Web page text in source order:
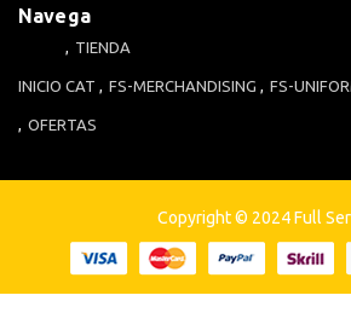
Navega
INICIO
TIENDA
CAT FS-MERCHANDISING FS-
OFERTAS
Copyright © 2024 Full